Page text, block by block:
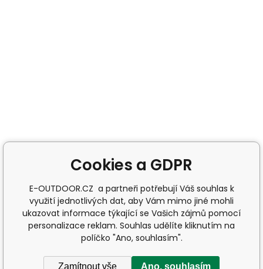
Cookies a GDPR
E-OUTDOOR.CZ a partneři potřebují Váš souhlas k
využití jednotlivých dat, aby Vám mimo jiné mohli
ukazovat informace týkající se Vašich zájmů pomocí
personalizace reklam. Souhlas udělíte kliknutím na
políčko "Ano, souhlasím".
Zamítnout vše Ano, souhlasím